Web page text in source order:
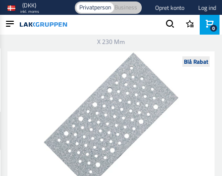
(DKK)
inkl. moms Privatperson Business Opret konto Log ind
X 230 Mm
Blå Rabat
0